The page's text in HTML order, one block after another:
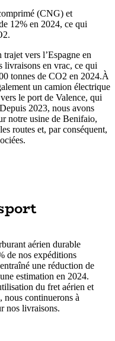
(CNG) et
12% en 2024, ce qui
vers l’Espagne en
livraisons en vrac, ce qui
tonnes de CO2 en 2024.À
un camion électrique
le port de Valence, qui
2023, nous avons
notre usine de Benifaio,
routes et, par conséquent,
aérien durable
de nos expéditions
une réduction de
estimation en 2024.
du fret aérien et
nous continuerons à
nos livraisons.